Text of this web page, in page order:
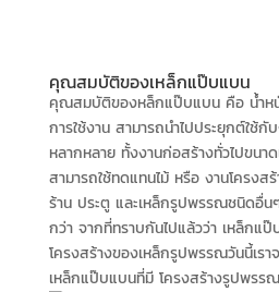
คุณสมบัติของเหล็กแป๊บแบน
คุณสมบัติของหล็กแป๊บแบน คือ น้ำห
การใช้งาน สามารถนำไปประยุกต์ใช้
หลากหลาย ทั้งงานก่อสร้างทั่วไปขนา
สามารถใช้ทดแทนไม้ หรือ งานโครงส
ร้าน ประตู และเหล็กรูปพรรณชนิดอื่
กว่า จากที่ทราบกันไปแล้วว่า เหล็กแ
โครงสร้างของเหล็กรูปพรรณวันนี้เรา
เหล็กแป๊บแบนที่มี โครงสร้างรูปพรร